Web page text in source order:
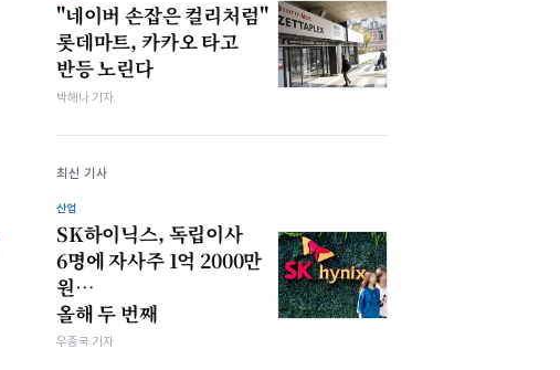
"네이버 손잡은 컬리처럼"
롯데마트, 카카오 타고
반등 노린다
박해나 기자
최신 기사
산업
SK하이닉스, 독립이사
6명에 자사주 1억 2000만
원…
올해 두 번째
우종국 기자